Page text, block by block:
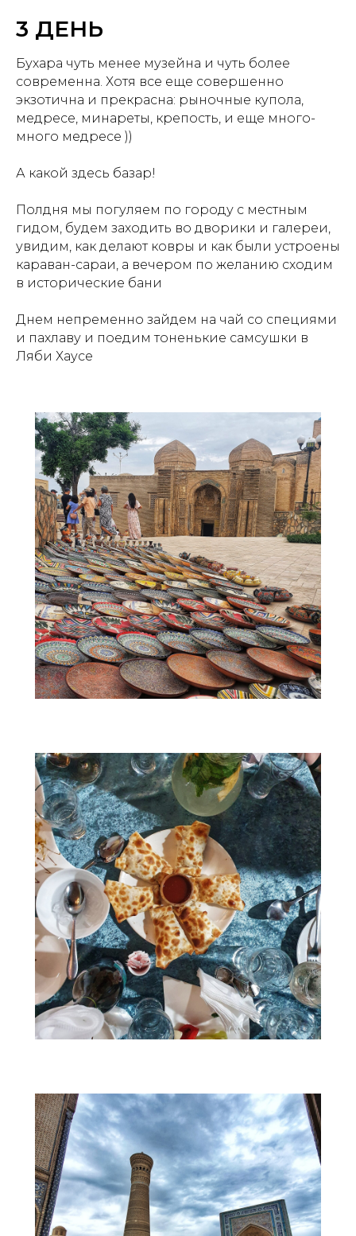
3 ДЕНЬ
Бухара чуть менее музейна и чуть более
современна. Хотя все еще совершенно
экзотична и прекрасна: рыночные купола,
медресе, минареты, крепость, и еще много-
много медресе ))
А какой здесь базар!
Полдня мы погуляем по городу с местным
гидом, будем заходить во дворики и галереи,
увидим, как делают ковры и как были устроены
караван-сараи, а вечером по желанию сходим
в исторические бани
Днем непременно зайдем на чай со специями
и пахлаву и поедим тоненькие самсушки в
Ляби Хаусе